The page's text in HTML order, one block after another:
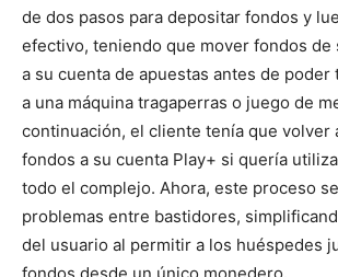
de dos pasos para depositar fondos y
efectivo, teniendo que mover fondos de
a su cuenta de apuestas antes de
a una máquina tragaperras o juego de
continuación, el cliente tenía que volver
fondos a su cuenta Play+ si quería
todo el complejo. Ahora, este proceso
problemas entre bastidores,
del usuario al permitir a los huéspedes